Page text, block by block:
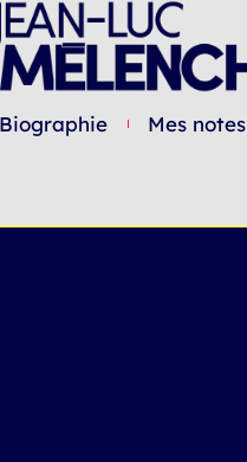
Biographie Mes notes